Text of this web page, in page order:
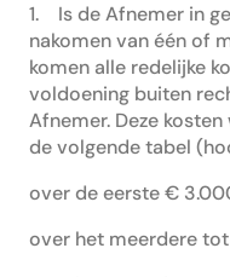
1. Is de Afnemer in
nakomen van één of
komen alle redelijke
voldoening buiten
Afnemer. Deze
de volgende tabel
over de
over het